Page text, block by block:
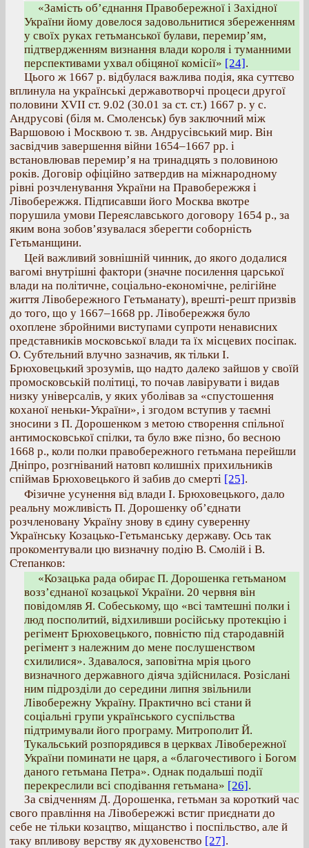
«Замість об’єднання Правобережної і Західної
України йому довелося задовольнитися збереженням
у своїх руках гетьманської булави, перемир’ям,
підтвердженням визнання влади короля і туманними
перспективами ухвал обіцяної комісії» [24].
Цього ж 1667 р. відбулася важлива подія, яка суттєво
вплинула на українські державотворчі процеси другої
половини XVII ст. 9.02 (30.01 за ст. ст.) 1667 р. у с.
Андрусові (біля м. Смоленськ) був заключний між
Варшовою і Москвою т. зв. Андрусівський мир. Він
засвідчив завершення війни 1654–1667 рр. і
встановлював перемир’я на тринадцять з половиною
років. Договір офіційно затвердив на міжнародному
рівні розчленування України на Правобережжя і
Лівобережжя. Підписавши його Москва вкотре
порушила умови Переяславського договору 1654 р., за
яким вона зобов’язувалася зберегти соборність
Гетьманщини.
Цей важливий зовнішній чинник, до якого додалися
вагомі внутрішні фактори (значне посилення царської
влади на політичне, соціально-економічне, релігійне
життя Лівобережного Гетьманату), врешті-решт призвів
до того, що у 1667–1668 рр. Лівобережжя було
охоплене збройними виступами супроти ненависних
представників московської влади та їх місцевих посіпак.
О. Субтельний влучно зазначив, як тільки І.
Брюховецький зрозумів, що надто далеко зайшов у своїй
промосковській політиці, то почав лавірувати і видав
низку універсалів, у яких уболівав за «спустошення
коханої неньки-України», і згодом вступив у таємні
зносини з П. Дорошенком з метою створення спільної
антимосковської спілки, та було вже пізно, бо весною
1668 р., коли полки правобережного гетьмана перейшли
Дніпро, розгніваний натовп колишніх прихильників
спіймав Брюховецького й забив до смерті [25].
Фізичне усунення від влади І. Брюховецького, дало
реальну можливість П. Дорошенку об’єднати
розчленовану Україну знову в єдину суверенну
Українську Козацько-Гетьманську державу. Ось так
прокоментували цю визначну подію В. Смолій і В.
Степанков:
«Козацька рада обирає П. Дорошенка гетьманом
возз’єднаної козацької України. 20 червня він
повідомляв Я. Собеському, що «всі тамтешні полки і
люд посполитий, відхиливши російську протекцію і
регімент Брюховецького, повністю під стародавній
регімент з належним до мене послушенством
схилилися». Здавалося, заповітна мрія цього
визначного державного діяча здійснилася. Розіслані
ним підрозділи до середини липня звільнили
Лівобережну Україну. Практично всі стани й
соціальні групи українського суспільства
підтримували його програму. Митрополит Й.
Тукальський розпорядився в церквах Лівобережної
України поминати не царя, а «благочестивого і Богом
даного гетьмана Петра». Однак подальші події
перекреслили всі сподівання гетьмана» [26].
За свідченням Д. Дорошенка, гетьман за короткий час
свого правління на Лівобережжі встиг приєднати до
себе не тільки козацтво, міщанство і поспільство, але й
таку впливову верству як духовенство [27].